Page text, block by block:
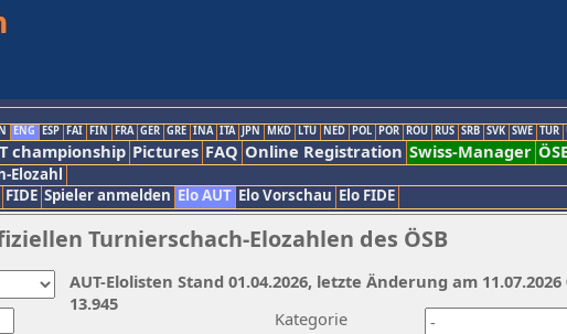
ENG ESP FAI FIN FRA GER GRE INA ITA JPN MKD LTU NED POL POR ROU RUS SRB SVK SWE TUR
championship Pictures FAQ Online Registration Swiss-Manager
Elozahl
FIDE Spieler anmelden Elo AUT Elo Vorschau Elo FIDE
Turnierschach-Elozahlen des ÖSB
Kategorie
AUT-Elolisten Stand 01.04.2026, letzte Änderung am
13.945